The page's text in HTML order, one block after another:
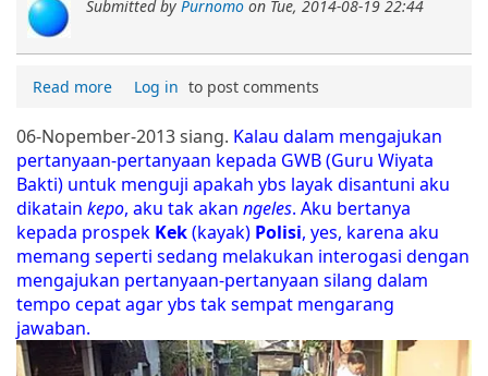
Submitted by Purnomo on Tue, 2014-08-19 22:44
Read more Log in to post comments
06-Nopember-2013 siang. Kalau dalam mengajukan
pertanyaan-pertanyaan kepada GWB (Guru Wiyata
Bakti) untuk menguji apakah ybs layak disantuni aku
dikatain kepo, aku tak akan ngeles. Aku bertanya
kepada prospek Kek(kayak) Polisi, yes, karena aku
memang seperti sedang melakukan interogasi dengan
mengajukan pertanyaan-pertanyaan silang dalam
tempo cepat agar ybs tak sempat mengarang
jawaban.